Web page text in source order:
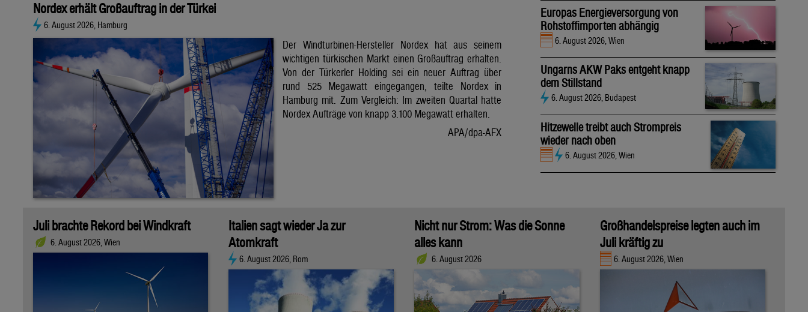
Nordex erhält Großauftrag in der Türkei
6. August 2026, Hamburg
Der Windturbinen-Hersteller Nordex hat aus seinem
wichtigen türkischen Markt einen Großauftrag erhalten.
Von der Türkerler Holding sei ein neuer Auftrag über
rund 525 Megawatt eingegangen, teilte Nordex in
Hamburg mit. Zum Vergleich: Im zweiten Quartal hatte
Nordex Aufträge von knapp 3.100 Megawatt erhalten.
APA/dpa-AFX
Europas Energieversorgung von
Rohstoffimporten abhängig
6. August 2026, Wien
Ungarns AKW Paks entgeht knapp
dem Stillstand
6. August 2026, Budapest
Hitzewelle treibt auch Strompreis
wieder nach oben
6. August 2026, Wien
Juli brachte Rekord bei Windkraft
6. August 2026, Wien
Italien sagt wieder Ja zur
Atomkraft
6. August 2026, Rom
Nicht nur Strom: Was die Sonne
alles kann
6. August 2026
Großhandelspreise legten auch im
Juli kräftig zu
6. August 2026, Wien